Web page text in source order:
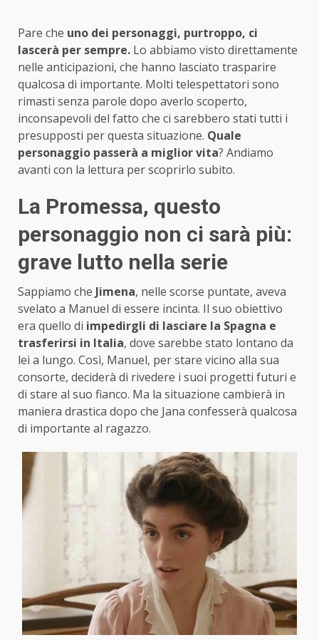
Pare che uno dei personaggi, purtroppo, ci
lascerà per sempre. Lo abbiamo visto direttamente
nelle anticipazioni, che hanno lasciato trasparire
qualcosa di importante. Molti telespettatori sono
rimasti senza parole dopo averlo scoperto,
inconsapevoli del fatto che ci sarebbero stati tutti i
presupposti per questa situazione. Quale
personaggio passerà a miglior vita? Andiamo
avanti con la lettura per scoprirlo subito.
La Promessa, questo
personaggio non ci sarà più:
grave lutto nella serie
Sappiamo che Jimena, nelle scorse puntate, aveva
svelato a Manuel di essere incinta. Il suo obiettivo
era quello di impedirgli di lasciare la Spagna e
trasferirsi in Italia, dove sarebbe stato lontano da
lei a lungo. Così, Manuel, per stare vicino alla sua
consorte, deciderà di rivedere i suoi progetti futuri e
di stare al suo fianco. Ma la situazione cambierà in
maniera drastica dopo che Jana confesserà qualcosa
di importante al ragazzo.